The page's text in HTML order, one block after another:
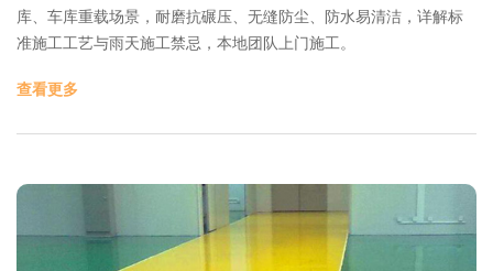
库、车库重载场景，耐磨抗碾压、无缝防尘、防水易清洁，详解标
准施工工艺与雨天施工禁忌，本地团队上门施工。
查看更多